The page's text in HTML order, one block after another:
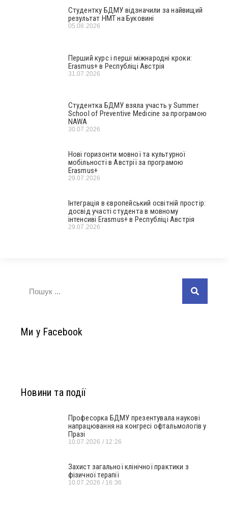
Студентку БДМУ відзначили за найвищий
результат НМТ на Буковині
05.08.2026
Перший курс і перші міжнародні кроки:
Erasmus+ в Республіці Австрія
31.07.2026
Студентка БДМУ взяла участь у Summer
School of Preventive Medicine за програмою
NAWA
30.07.2026
Нові горизонти мовної та культурної
мобільності в Австрії за програмою
Erasmus+
29.07.2026
Інтеграція в європейський освітній простір:
досвід участі студента в мовному
інтенсиві Erasmus+ в Республіці Австрія
29.07.2026
Ми у Facebook
Новини та події
Професорка БДМУ презентувала наукові
напрацювання на конгресі офтальмологів у
Празі
10.07.2026 12:26
Захист загальної клінічної практики з
фізичної терапії
10.07.2026 16:36